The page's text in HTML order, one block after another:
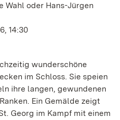
Wahl oder Hans-Jürgen
14:30
wunderschöne
im Schloss. Sie speien
ihre langen, gewundenen
Ein Gemälde zeigt
Georg im Kampf mit einem